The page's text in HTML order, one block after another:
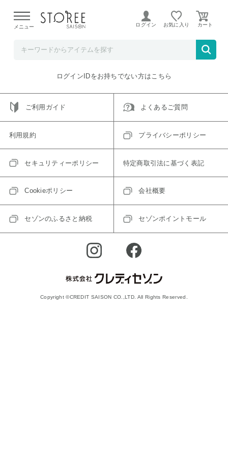
よる配送遅延が発生しております。
メニュー ログイン お気に入り
ご指定のアイテムは取り扱い終了、またはただいま取り扱い
トップへ戻る
ログインIDをお持ちでない方はこちら
ご利用ガイド よくあるご質問
利用規約 プライバシーポリシー
セキュリティーポリシー 特定商取引法に基づく表記
Cookieポリシー 会社概要
セゾンのふるさと納税 セゾンポイントモール
Copyright ©CREDIT SAISON CO.,LTD. All Rights Reserved.